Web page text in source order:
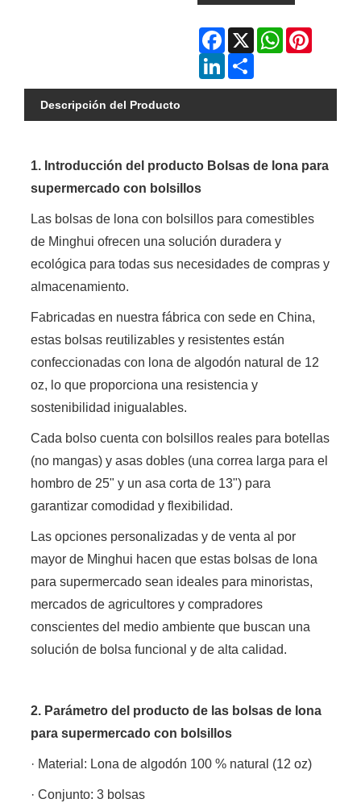
Facebook
X WhatsApp
LinkedIn
Descripción del Producto
1. Introducción del producto Bolsas de lona para
supermercado con bolsillos
Las bolsas de lona con bolsillos para comestibles
de Minghui ofrecen una solución duradera y
ecológica para todas sus necesidades de compras y
almacenamiento.
Fabricadas en nuestra fábrica con sede en China,
estas bolsas reutilizables y resistentes están
confeccionadas con lona de algodón natural de 12
oz, lo que proporciona una resistencia y
sostenibilidad inigualables.
Cada bolso cuenta con bolsillos reales para botellas
(no mangas) y asas dobles (una correa larga para el
hombro de 25" y un asa corta de 13") para
garantizar comodidad y flexibilidad.
Las opciones personalizadas y de venta al por
mayor de Minghui hacen que estas bolsas de lona
para supermercado sean ideales para minoristas,
mercados de agricultores y compradores
conscientes del medio ambiente que buscan una
solución de bolsa funcional y de alta calidad.
2. Parámetro del producto de las bolsas de lona
para supermercado con bolsillos
· Material: Lona de algodón 100 % natural (12 oz)
· Conjunto: 3 bolsas